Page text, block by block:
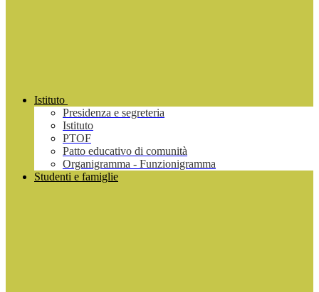
Istituto
Presidenza e segreteria
Istituto
PTOF
Patto educativo di comunità
Organigramma - Funzionigramma
Studenti e famiglie